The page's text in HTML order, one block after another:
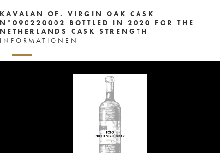
KAVALAN OF. VIRGIN OAK CASK
N°090220002 BOTTLED IN 2020 FOR THE
NETHERLANDS CASK STRENGTH
INFORMATIONEN